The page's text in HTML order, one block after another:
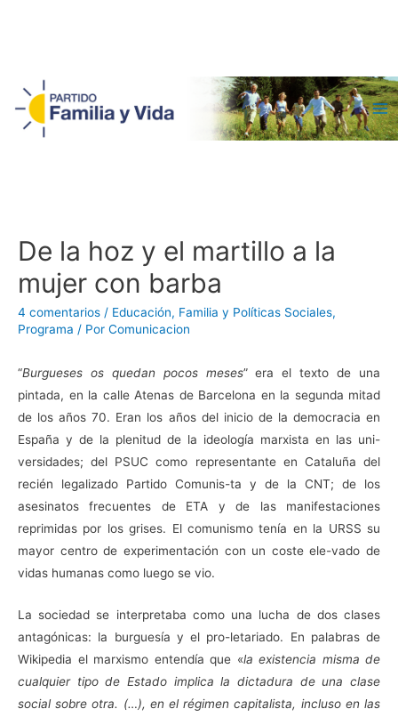
De la hoz y el martillo a la
mujer con barba
4 comentarios / Educación, Familia y Políticas Sociales,
Programa / Por Comunicacion
“Burgueses os quedan pocos meses” era el texto de una
pintada, en la calle Atenas de Barcelona en la segunda mitad
de los años 70. Eran los años del inicio de la democracia en
España y de la plenitud de la ideología marxista en las uni-
versidades; del PSUC como representante en Cataluña del
recién legalizado Partido Comunis-ta y de la CNT; de los
asesinatos frecuentes de ETA y de las manifestaciones
reprimidas por los grises. El comunismo tenía en la URSS su
mayor centro de experimentación con un coste ele-vado de
vidas humanas como luego se vio.
La sociedad se interpretaba como una lucha de dos clases
antagónicas: la burguesía y el pro-letariado. En palabras de
Wikipedia el marxismo entendía que «la existencia misma de
cualquier tipo de Estado implica la dictadura de una clase
social sobre otra. (…), en el régimen capitalista, incluso en las